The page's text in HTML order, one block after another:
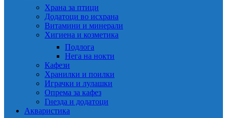
Храна за птици
Додатоци во исхрана
Витамини и минерали
Хигиена и козметика
Подлога
Нега на нокти
Кафези
Хранилки и поилки
Играчки и лулашки
Опрема за кафез
Гнезда и додатоци
Акваристика